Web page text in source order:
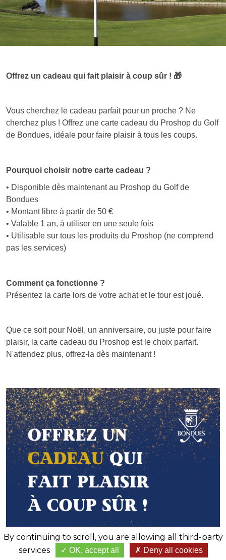
Offrez un cadeau qui fait plaisir à coup sûr ! 🎁
Vous cherchez le cadeau parfait pour un proche ? Ne
cherchez plus ! Offrez une carte cadeau du Proshop du Golf
de Bondues, idéale pour faire plaisir à tous les coups.
Pourquoi choisir notre carte cadeau ?
• Disponible dès maintenant au Proshop du Golf de
Bondues
• Montant libre à partir de 50 €
• Valable 1 an, à utiliser en une seule fois
• Utilisable sur tous les produits du Proshop (ne comprend
pas les services)
Comment ça fonctionne ?
Présentez la carte lors de votre achat et le tour est joué.
Que ce soit pour Noël, un anniversaire, ou juste pour faire
plaisir, la carte cadeau du Proshop est le choix parfait.
N'attendez plus, offrez-la dès maintenant !
By continuing to scroll,you are allowing all third-party
services
OK, accept all
Deny all cookies